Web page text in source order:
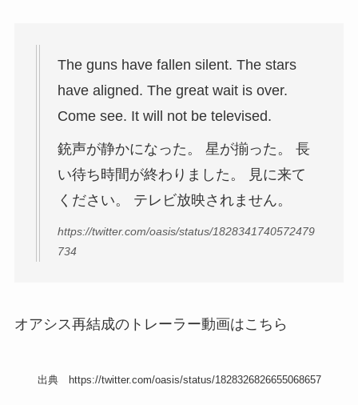
The guns have fallen silent. The stars
have aligned. The great wait is over.
Come see. It will not be televised.
銃声が静かになった。 星が揃った。 長
い待ち時間が終わりました。 見に来て
ください。 テレビ放映されません。
https://twitter.com/oasis/status/1828341740572479
734
オアシス再結成のトレーラー動画はこちら
出典 https://twitter.com/oasis/status/1828326826655068657